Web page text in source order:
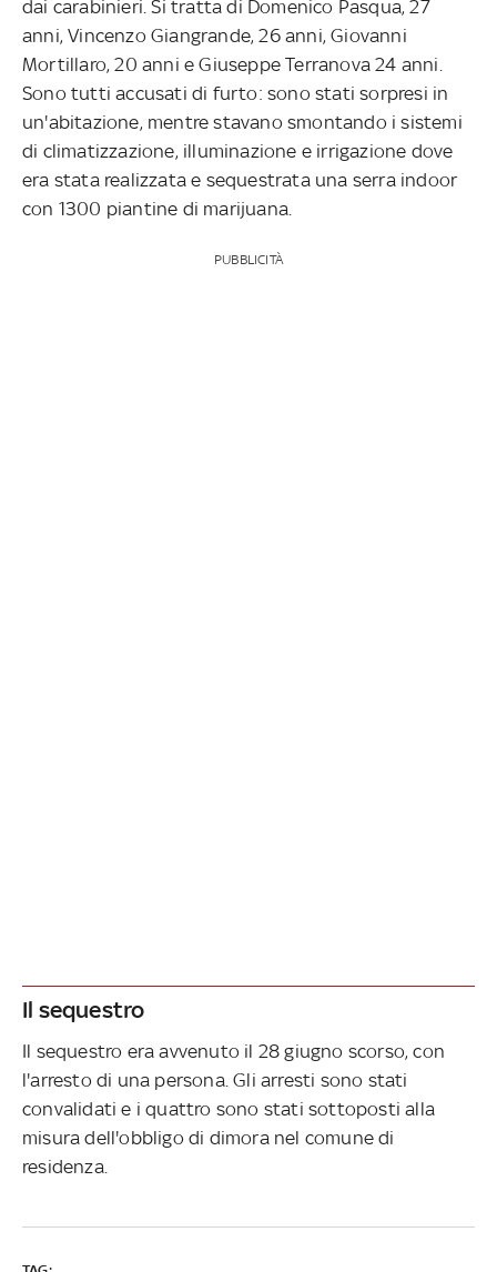
dai carabinieri. Si tratta di Domenico Pasqua, 27
anni, Vincenzo Giangrande, 26 anni, Giovanni
Mortillaro, 20 anni e Giuseppe Terranova 24 anni.
Sono tutti accusati di furto: sono stati sorpresi in
un'abitazione, mentre stavano smontando i sistemi
di climatizzazione, illuminazione e irrigazione dove
era stata realizzata e sequestrata una serra indoor
con 1300 piantine di marijuana.
PUBBLICITÀ
Il sequestro
Il sequestro era avvenuto il 28 giugno scorso, con
l'arresto di una persona. Gli arresti sono stati
convalidati e i quattro sono stati sottoposti alla
misura dell'obbligo di dimora nel comune di
residenza.